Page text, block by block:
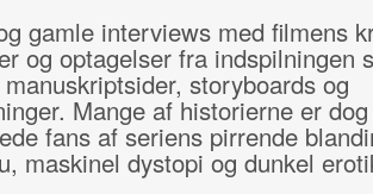
gamle interviews med filmens
og optagelser fra indspilningen
storyboards og
Mange af historierne er
fans af seriens pirrende
maskinel dystopi og dunkel